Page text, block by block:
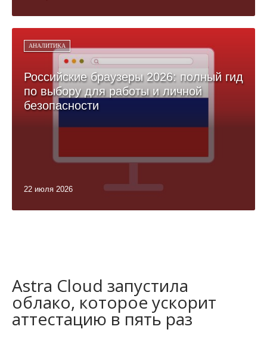
АНАЛИТИКА
Российские браузеры 2026: полный гид
по выбору для работы и личной
безопасности
22 июля 2026
Astra Cloud запустила
облако, которое ускорит
аттестацию в пять раз